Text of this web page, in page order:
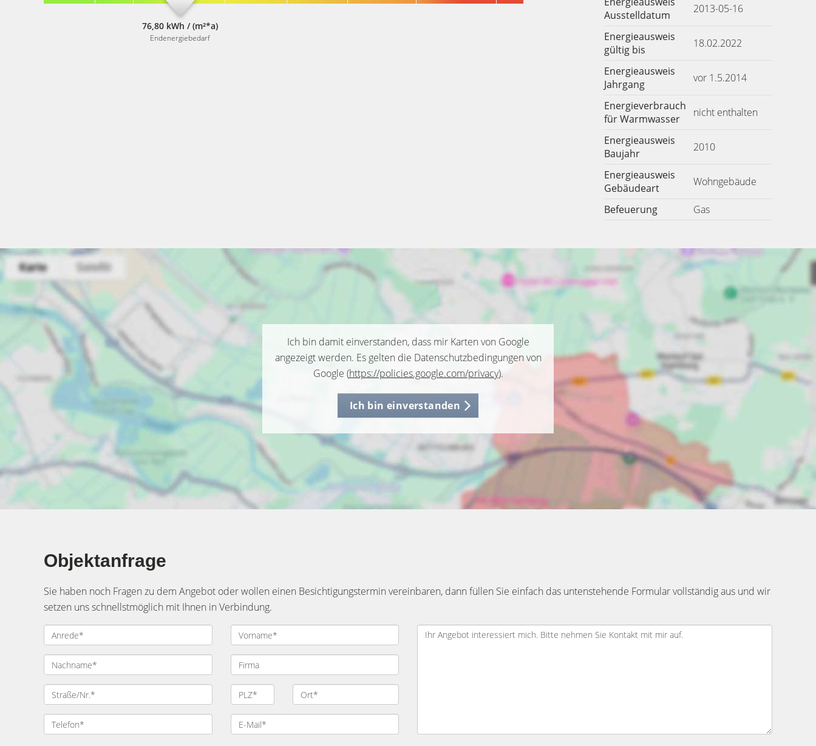
76,80 kWh / (m²*a)
Endenergiebedarf
Ausstelldatum
2013-05-16
Energieausweis
gültig bis
18.02.2022
Energieausweis
Jahrgang
vor 1.5.2014
Energieverbrauch
für Warmwasser
nicht enthalten
Energieausweis
Baujahr
2010
Energieausweis
Gebäudeart
Wohngebäude
Befeuerung Gas
Ich bin damit einverstanden, dass mir Karten von Google
angezeigt werden. Es gelten die Datenschutzbedingungen von
Google (https://policies.google.com/privacy).
Ich bin einverstanden
Objektanfrage
Sie haben noch Fragen zu dem Angebot oder wollen einen Besichtigungstermin vereinbaren, dann füllen Sie einfach das untenstehende Formular vollständig aus und wir
setzen uns schnellstmöglich mit Ihnen in Verbindung.